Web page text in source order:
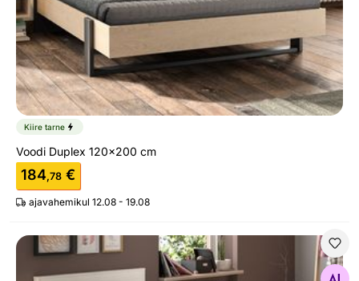
Kiire tarne
Voodi Duplex 120x200 cm
184,78 €
ajavahemikul 12.08 - 19.08
Voodi Alika 120x200 cm